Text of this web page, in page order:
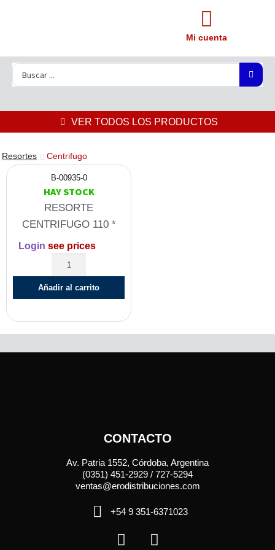
Mi cuenta
VER TODOS LOS PRODUCTOS
Resortes Centrifugo
B-00935-0
HAY STOCK
RESORTE
CENTRIFUGO 110 *
Login see prices
Añadir al carrito
CONTACTO
Av. Patria 1552, Córdoba, Argentina
(0351) 451-2929 / 727-5294
ventas@erodistribuciones.com
+54 9 351-6371023